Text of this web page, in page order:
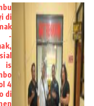
di
-
is
4
di